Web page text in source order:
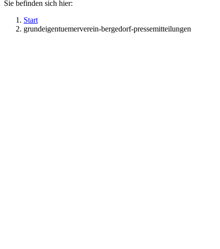
Sie befinden sich hier:
Start
grundeigentuemerverein-bergedorf-pressemitteilungen